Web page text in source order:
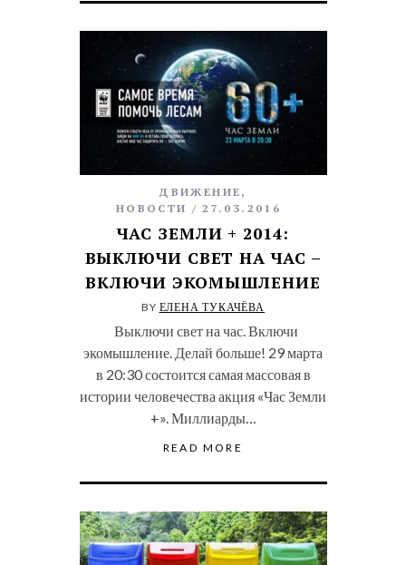
ДВИЖЕНИЕ ,
НОВОСТИ
27.03.2016
ЧАС ЗЕМЛИ + 2014:
ВЫКЛЮЧИ СВЕТ НА ЧАС –
ВКЛЮЧИ ЭКОМЫШЛЕНИЕ
BY ЕЛЕНА ТУКАЧЁВА
Выключи свет на час. Включи
экомышление. Делай больше! 29 марта
в 20:30 состоится самая массовая в
истории человечества акция «Час Земли
+». Миллиарды…
READ MORE